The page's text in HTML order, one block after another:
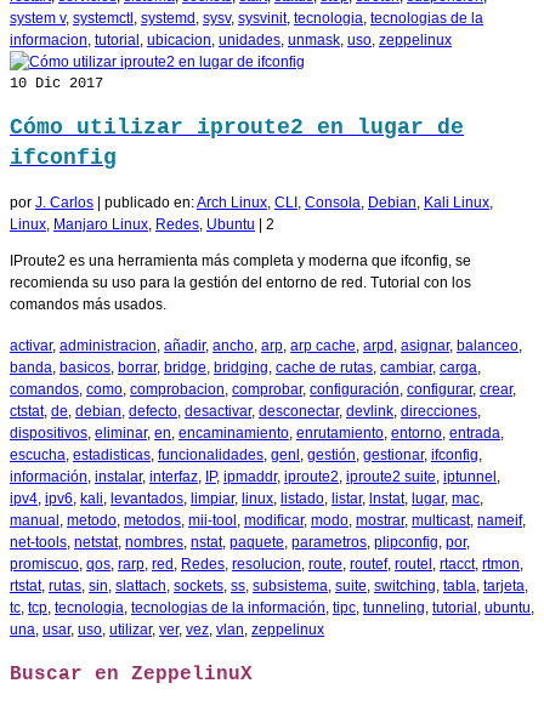
system v, systemctl , systemd , sysv, sysvinit, tecnologia, tecnologias de la
informacion, tutorial , ubicacion, unidades, unmask, uso, zeppelinux
10 Dic 2017
Cómo utilizar iproute2 en lugar de
ifconfig
por J. Carlos publicado en:Arch Linux, CLI , Consola, Debian, Kali Linux,
Linux, Manjaro Linux, Redes, Ubuntu 2
IProute2 es una herramienta más completa y moderna que ifconfig, se
recomienda su uso para la gestión del entorno de red. Tutorial con los
comandos más usados.
activar, administracion, añadir, ancho, arp, arp cache, arpd , asignar, balanceo,
banda, basicos, borrar, bridge, bridging, cache de rutas, cambiar, carga,
comandos, como, comprobacion, comprobar, configuración, configurar, crear,
ctstat, de, debian, defecto, desactivar, desconectar, devlink, direcciones,
dispositivos, eliminar, en, encaminamiento, enrutamiento, entorno, entrada,
escucha, estadisticas, funcionalidades, genl , gestión, gestionar, ifconfig,
información, instalar, interfaz, IP, ipmaddr, iproute2, iproute2 suite, iptunnel ,
ipv4, ipv6, kali, levantados, limpiar, linux, listado, listar, lnstat, lugar, mac,
manual , metodo, metodos, mii-tool , modificar, modo, mostrar, multicast, nameif,
net-tools, netstat, nombres, nstat, paquete, parametros, plipconfig, por,
promiscuo, qos, rarp, red , Redes, resolucion, route, routef, routel , rtacct, rtmon,
rtstat, rutas, sin, slattach, sockets, ss, subsistema, suite, switching, tabla, tarjeta,
tc, tcp, tecnologia, tecnologias de la información, tipc, tunneling, tutorial , ubuntu,
una, usar, uso, utilizar, ver, vez, vlan, zeppelinux
Buscar en ZeppelinuX